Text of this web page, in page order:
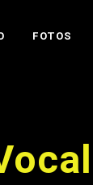
FOTOS